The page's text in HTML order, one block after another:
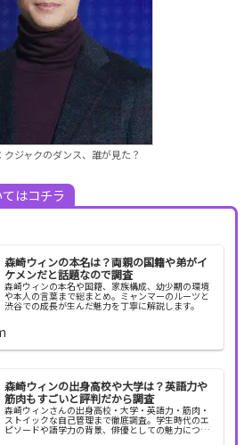
クジャクのダンス、誰が見た？
はコチラ
森崎ウィンの本名は？両親の国籍や弟がイ
ケメンだと話題なので調査
森崎ウィンの本名や国籍、家族構成、幼少期の環境
や本人の言葉まで総まとめ。ミャンマーのルーツと
渋谷での成長が生んだ魅力を丁寧に解説します。
森崎ウィンの出身高校や大学は？英語力や
筋肉もすごいと評判だから調査
森崎ウィンさんの出身高校・大学・英語力・筋肉・
ストイックな自己管理まで徹底調査。学生時代のエ
ピソードや語学力の背景、俳優としての魅力につな